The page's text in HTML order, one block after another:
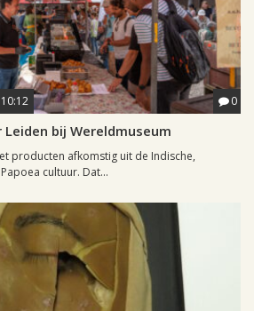
0
Leiden bij Wereldmuseum
producten afkomstig uit de Indische,
cultuur. Dat...